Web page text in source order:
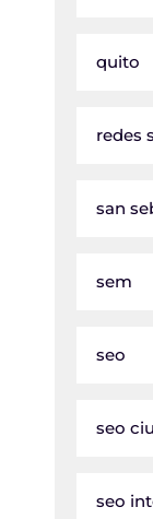
quito
redes
san
sem
seo
seo
seo